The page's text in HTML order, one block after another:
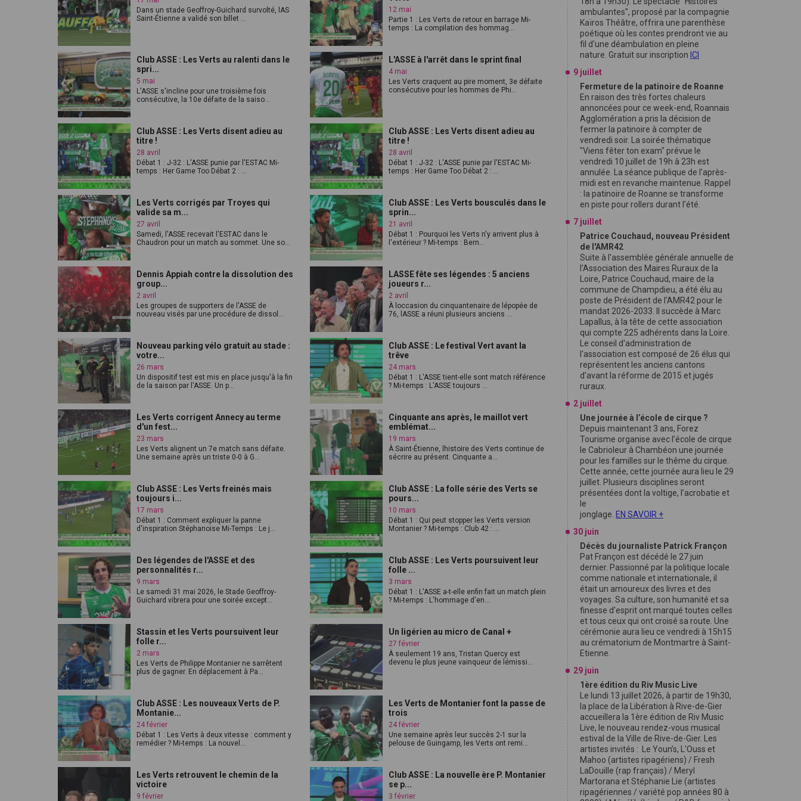
Dans un stade Geoffroy-Guichard survolté, lAS
Saint-Étienne a validé son billet ...
12 mai
Partie 1 : Les Verts de retour en barrage Mi-
temps : La compilation des hommag...
Club ASSE : Les Verts au ralenti dans le
spri...
5 mai
L'ASSE s'incline pour une troisième fois
consécutive, la 10e défaite de la saiso...
L'ASSE à l'arrêt dans le sprint final
4 mai
Les Verts craquent au pire moment, 3e défaite
consécutive pour les hommes de Phi...
Club ASSE : Les Verts disent adieu au
titre !
28 avril
Débat 1 : J-32 : L'ASSE punie par l'ESTAC Mi-
temps : Her Game Too Débat 2 : ...
Club ASSE : Les Verts disent adieu au
titre !
28 avril
Débat 1 : J-32 : L'ASSE punie par l'ESTAC Mi-
temps : Her Game Too Débat 2 : ...
Les Verts corrigés par Troyes qui
valide sa m...
27 avril
Samedi, l'ASSE recevait l'ESTAC dans le
Chaudron pour un match au sommet. Une so...
Club ASSE : Les Verts bousculés dans le
sprin...
21 avril
Débat 1 : Pourquoi les Verts n'y arrivent plus à
l'extérieur ? Mi-temps : Bern...
Dennis Appiah contre la dissolution des
group...
2 avril
Les groupes de supporters de l'ASSE de
nouveau visés par une procédure de dissol...
LASSE fête ses légendes : 5 anciens
joueurs r...
2 avril
À loccasion du cinquantenaire de lépopée de
76, lASSE a réuni plusieurs anciens ...
Nouveau parking vélo gratuit au stade :
votre...
26 mars
Un dispositif test est mis en place jusqu'à la fin
de la saison par l'ASSE. Un p...
Club ASSE : Le festival Vert avant la
trêve
24 mars
Débat 1 : L'ASSE tient-elle sont match référence
? Mi-temps : L'ASSE toujours ...
Les Verts corrigent Annecy au terme
d'un fest...
23 mars
Les Verts alignent un 7e match sans défaite.
Une semaine après un triste 0-0 à G...
Cinquante ans après, le maillot vert
emblémat...
19 mars
À Saint-Étienne, lhistoire des Verts continue de
sécrire au présent. Cinquante a...
Club ASSE : Les Verts freinés mais
toujours i...
17 mars
Débat 1 : Comment expliquer la panne
d'inspiration Stéphanoise Mi-Temps : Le j...
Club ASSE : La folle série des Verts se
pours...
10 mars
Débat 1 : Qui peut stopper les Verts version
Montanier ? Mi-temps : Club 42 : ...
Des légendes de l'ASSE et des
personnalités r...
9 mars
Le samedi 31 mai 2026, le Stade Geoffroy-
Guichard vibrera pour une soirée except...
Club ASSE : Les Verts poursuivent leur
folle ...
3 mars
Débat 1 : L'ASSE a-t-elle enfin fait un match plein
? Mi-temps : L'hommage d'en...
Stassin et les Verts poursuivent leur
folle r...
2 mars
Les Verts de Philippe Montanier ne sarrêtent
plus de gagner. En déplacement à Pa...
Un ligérien au micro de Canal +
27 février
À seulement 19 ans, Tristan Quercy est
devenu le plus jeune vainqueur de lémissi...
Club ASSE : Les nouveaux Verts de P.
Montanie...
24 février
Débat 1 : Les Verts à deux vitesse : comment y
remédier ? Mi-temps : La nouvel...
Les Verts de Montanier font la passe de
trois
24 février
Une semaine après leur succès 2-1 sur la
pelouse de Guingamp, les Verts ont remi...
Les Verts retrouvent le chemin de la
victoire
9 février
Club ASSE : La nouvelle ère P. Montanier
se p...
3 février
ambulantes", proposé par la compagnie
Kaïros Théâtre, offrira une parenthèse
poétique où les contes prendront vie au
fil d'une déambulation en pleine
nature. Gratuit sur inscription ICI
9 juillet
Fermeture de la patinoire de Roanne
En raison des très fortes chaleurs
annoncées pour ce week-end, Roannais
Agglomération a pris la décision de
fermer la patinoire à compter de
vendredi soir. La soirée thématique
"Viens fêter ton exam" prévue le
vendredi 10 juillet de 19h à 23h est
annulée. La séance publique de l’après-
midi est en revanche maintenue. Rappel
: la patinoire de Roanne se transforme
en piste pour rollers durant l'été.
7 juillet
Patrice Couchaud, nouveau Président
de l'AMR42
Suite à l'assemblée générale annuelle de
l'Association des Maires Ruraux de la
Loire, Patrice Couchaud, maire de la
commune de Champdieu, a été élu au
poste de Président de l'AMR42 pour le
mandat 2026-2033. Il succède à Marc
Lapallus, à la tête de cette association
qui compte 225 adhérents dans la Loire.
Le conseil d'administration de
l'association est composé de 26 élus qui
représentent les anciens cantons
d'avant la réforme de 2015 et jugés
ruraux.
2 juillet
Une journée à l’école de cirque ?
Depuis maintenant 3 ans, Forez
Tourisme organise avec l’école de cirque
le Cabrioleur à Chambéon une journée
pour les familles sur le thême du cirque.
Cette année, cette journée aura lieu le 29
juillet. Plusieurs disciplines seront
présentées dont la voltige, l’acrobatie et
le
jonglage. EN SAVOIR +
30 juin
Décès du journaliste Patrick Françon
Pat Françon est décédé le 27 juin
dernier. Passionné par la politique locale
comme nationale et internationale, il
était un amoureux des livres et des
voyages. Sa culture, son humanité et sa
finesse d'esprit ont marqué toutes celles
et tous ceux qui ont croisé sa route. Une
cérémonie aura lieu ce vendredi à 15h15
au crématorium de Montmartre à Saint-
Etienne.
29 juin
1ère édition du Riv Music Live
Le lundi 13 juillet 2026, à partir de 19h30,
la place de la Libération à Rive-de-Gier
accueillera la 1ère édition de Riv Music
Live, le nouveau rendez-vous musical
estival de la Ville de Rive-de-Gier. Les
artistes invités : Le Youn’s, L'Ouss et
Mahoo (artistes ripagériens) / Fresh
LaDouille (rap français) / Meryl
Martorana et Stéphanie Lie (artistes
ripagériennes / variété pop années 80 à